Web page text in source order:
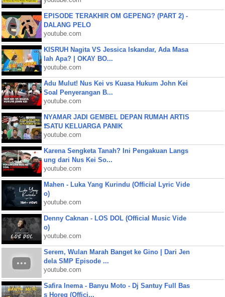
EPISODE TERAKHIR OM GEPENG? (PART 2) -
DALANG PELO
youtube.com
KISRUH Nagita VS Jessica Iskandar, Ada Masa
lah Apa? | OKAY BO...
youtube.com
Adu Mulut! Nus Kei vs Kuasa Hukum John Kei
Soal Penyerangan B...
youtube.com
NYAMAR JADI GEMBEL DEPAN RUMAH ARTIS
❗SATU KELUARGA PANIK
youtube.com
Karena Sengketa Tanah? Ini Pengakuan Langs
ung dari Nus Kei So...
youtube.com
Mahen - Luka Yang Kurindu (Official Lyric Vide
o)
youtube.com
Denny Caknan - LOS DOL (Official Music Vide
o)
youtube.com
Serem, Wulan Marah Banget ke Gino | Dari Jen
dela SMP Episode ...
youtube.com
Safira Inema - Banyu Moto - Dj Santuy Full Bas
s Horeg (Offici...